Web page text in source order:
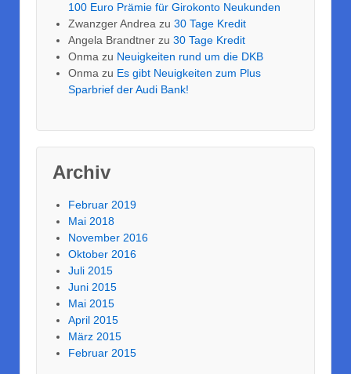
100 Euro Prämie für Girokonto Neukunden
Zwanzger Andrea zu 30 Tage Kredit
Angela Brandtner zu 30 Tage Kredit
Onma zu Neuigkeiten rund um die DKB
Onma zu Es gibt Neuigkeiten zum Plus
Sparbrief der Audi Bank!
Archiv
Februar 2019
Mai 2018
November 2016
Oktober 2016
Juli 2015
Juni 2015
Mai 2015
April 2015
März 2015
Februar 2015